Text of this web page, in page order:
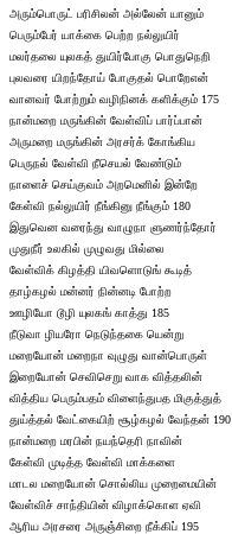
அரும்பொருட் பரிசிலன் அல்லேன் யானும்
பெரும்பேர் யாக்கை பெற்ற நல்லுயிர்
மலர்தலை யுலகத் துயிர்போகு பொதுநெறி
புலவரை யிறந்தோய் போகுதல் பொறேஎன்
வானவர் போற்றும் வழிநினக் களிக்கும் 175
நான்மறை மருங்கின் வேள்விப் பார்ப்பான்
அருமறை மருங்கின் அரசர்க் கோங்கிய
பெருநல் வேள்வி நீசெயல் வேண்டும்
நாளைச் செய்குவம் அறமெனில் இன்றே
கேள்வி நல்லுயிர் நீங்கினு நீங்கும் 180
இதுவென வரைந்து வாழுநா ளுணர்ந்தோர்
முதுநீர் உலகில் முழுவது மில்லை
வேள்விக் கிழத்தி யிவளொடுங் கூடித்
தாழ்கழல் மன்னர் நின்னடி போற்ற
ஊழியோ டூழி யுலகங் காத்து 185
நீடுவா ழியரோ நெடுந்தகை யென்று
மறையோன் மறைநா வுழுது வான்பொருள்
இறையோன் செவிசெறு வாக வித்தலின்
வித்திய பெரும்பதம் விளைந்துபத மிகுத்துத்
துய்த்தல் வேட்கையிற் சூழ்கழல் வேந்தன் 190
நான்மறை மரபின் நயந்தெரி நாவின்
கேள்வி முடித்த வேள்வி மாக்களை
மாடல மறையோன் சொல்லிய முறைமையின்
வேள்விச் சாந்தியின் விழாக்கொள ஏவி
ஆரிய அரசரை அருஞ்சிறை நீக்கிப் 195